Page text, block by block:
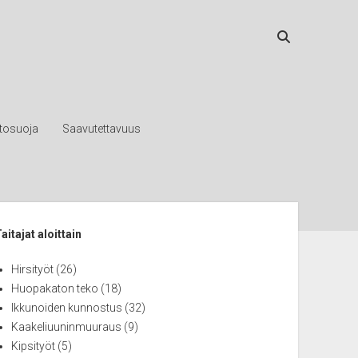
Saavutettavuus
aloittain
Hirsityöt (26)
Huopakaton teko (18)
Ikkunoiden kunnostus (32)
Kaakeliuuninmuuraus (9)
Kipsityöt (5)